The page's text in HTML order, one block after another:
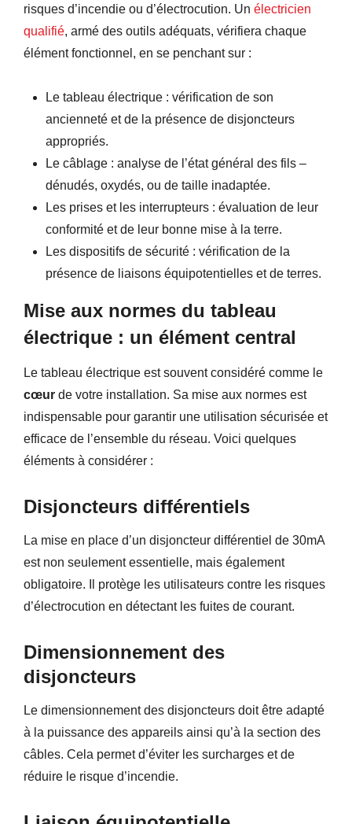
risques d’incendie ou d’électrocution. Un électricien
qualifié, armé des outils adéquats, vérifiera chaque
élément fonctionnel, en se penchant sur :
Le tableau électrique : vérification de son
ancienneté et de la présence de disjoncteurs
appropriés.
Le câblage : analyse de l’état général des fils –
dénudés, oxydés, ou de taille inadaptée.
Les prises et les interrupteurs : évaluation de leur
conformité et de leur bonne mise à la terre.
Les dispositifs de sécurité : vérification de la
présence de liaisons équipotentielles et de terres.
Mise aux normes du tableau
électrique : un élément central
Le tableau électrique est souvent considéré comme le
cœur de votre installation. Sa mise aux normes est
indispensable pour garantir une utilisation sécurisée et
efficace de l’ensemble du réseau. Voici quelques
éléments à considérer :
Disjoncteurs différentiels
La mise en place d’un disjoncteur différentiel de 30mA
est non seulement essentielle, mais également
obligatoire. Il protège les utilisateurs contre les risques
d’électrocution en détectant les fuites de courant.
Dimensionnement des
disjoncteurs
Le dimensionnement des disjoncteurs doit être adapté
à la puissance des appareils ainsi qu’à la section des
câbles. Cela permet d’éviter les surcharges et de
réduire le risque d’incendie.